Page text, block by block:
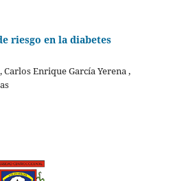
riesgo en la diabetes
Enrique García Yerena ,